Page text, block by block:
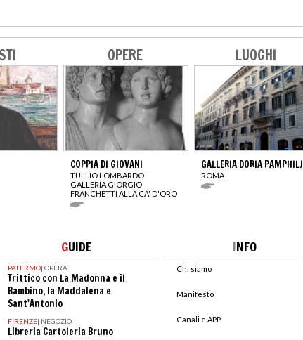
OPERE
COPPIA DI GIOVANI
TULLIO LOMBARDO
GALLERIA GIORGIO
FRANCHETTI ALLA CA' D'ORO
LUOGHI
GALLERIA DORIA PAMPHILJ
ROMA
GUIDE
PALERMO| OPERA
Trittico con La Madonna e il
Bambino, la Maddalena e
Sant'Antonio
FIRENZE| NEGOZIO
Libreria Cartoleria Bruno
INFO
Chi siamo
Manifesto
Canali e APP